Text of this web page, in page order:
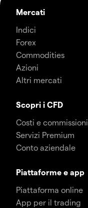
Mercati
Indici
Forex
Commodities
Azioni
Altri mercati
Scopri i CFD
Costi e commissioni
Servizi Premium
Conto aziendale
Piattaforme e app
Piattaforma online
App per il trading